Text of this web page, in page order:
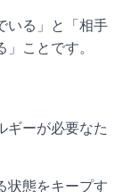
いる」と「相手
ことです。
ギーが必要なた
状態をキープす